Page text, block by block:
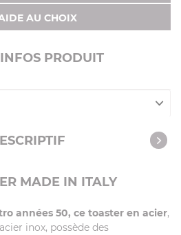
AU CHOIX
PRODUIT
MADE IN ITALY
années 50, ce toaster en acier,
inox, possède des